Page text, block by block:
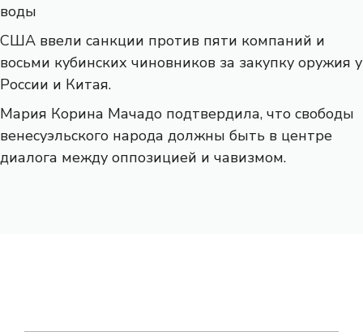
воды
США ввели санкции против пяти компаний и
восьми кубинских чиновников за закупку оружия у
России и Китая.
Мария Корина Мачадо подтвердила, что свободы
венесуэльского народа должны быть в центре
диалога между оппозицией и чавизмом.